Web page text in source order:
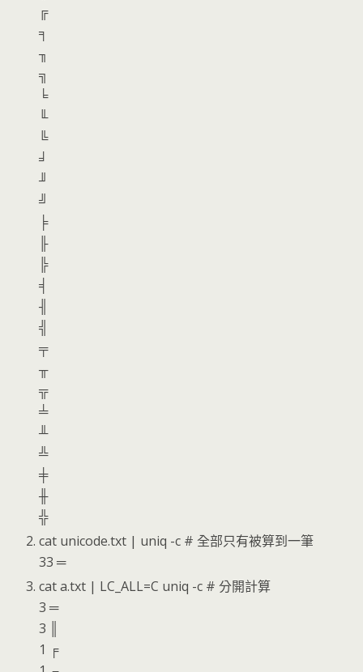
╔
╕
╖
╗
╘
╙
╚
╛
╜
╝
╞
╟
╠
╡
╢
╣
╤
╥
╦
╧
╨
╩
╪
╫
╬
cat unicode.txt | uniq -c # 全部只有被算到一筆
33 ═
cat a.txt | LC_ALL=C uniq -c # 分開計算
3 ═
3 ║
1 ╒